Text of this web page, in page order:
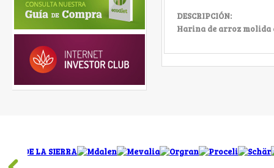
DESCRIPCIÓN:
Harina de arroz molida